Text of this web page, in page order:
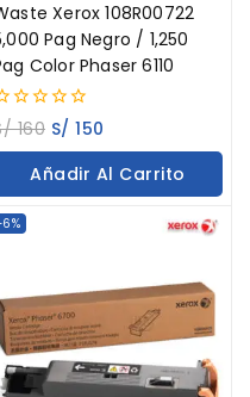
Xerox 108R00722
Pag Negro / 1,250
Color Phaser 6110
out
160 S/ 150
Añadir Al Carrito